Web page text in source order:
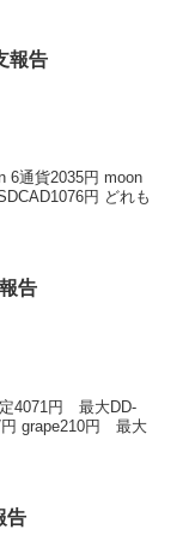
報告
6通貨2035円 moon
円 どれも
告
4071円 最大DD-
grape210円 最大
告